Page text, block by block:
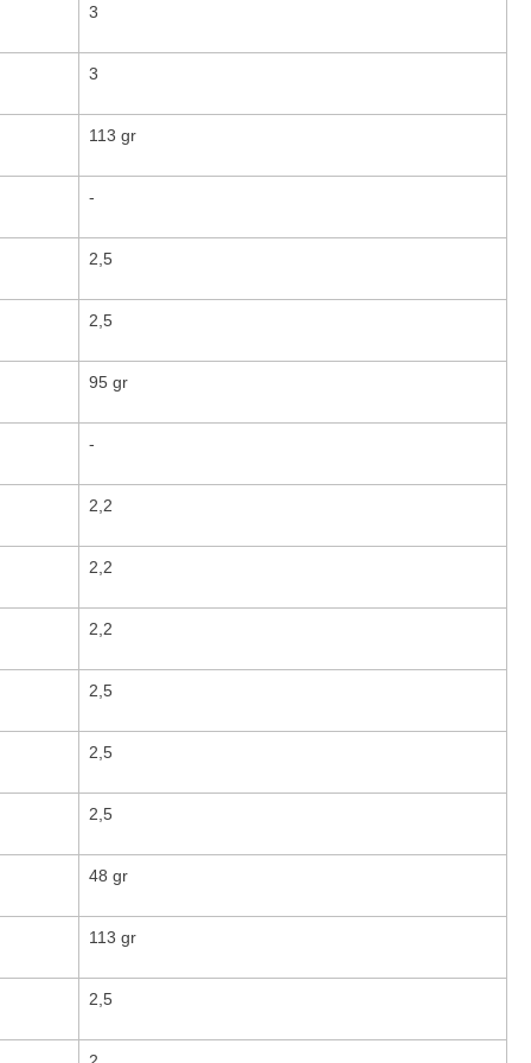
3
3
113 gr
-
2,5
2,5
95 gr
-
2,2
2,2
2,2
2,5
2,5
2,5
48 gr
113 gr
2,5